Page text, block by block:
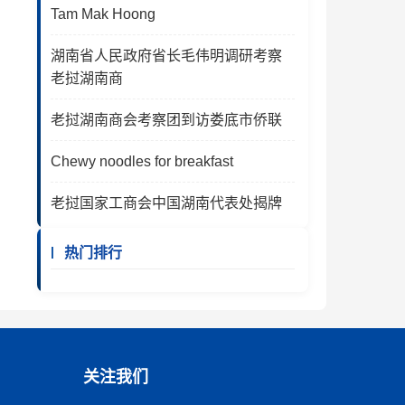
Tam Mak Hoong
湖南省人民政府省长毛伟明调研考察
老挝湖南商
老挝湖南商会考察团到访娄底市侨联
Chewy noodles for breakfast
老挝国家工商会中国湖南代表处揭牌
热门排行
关注我们